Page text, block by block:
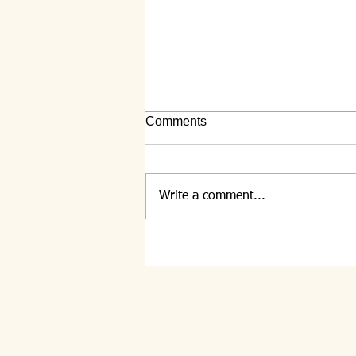
Comments
Write a comment...